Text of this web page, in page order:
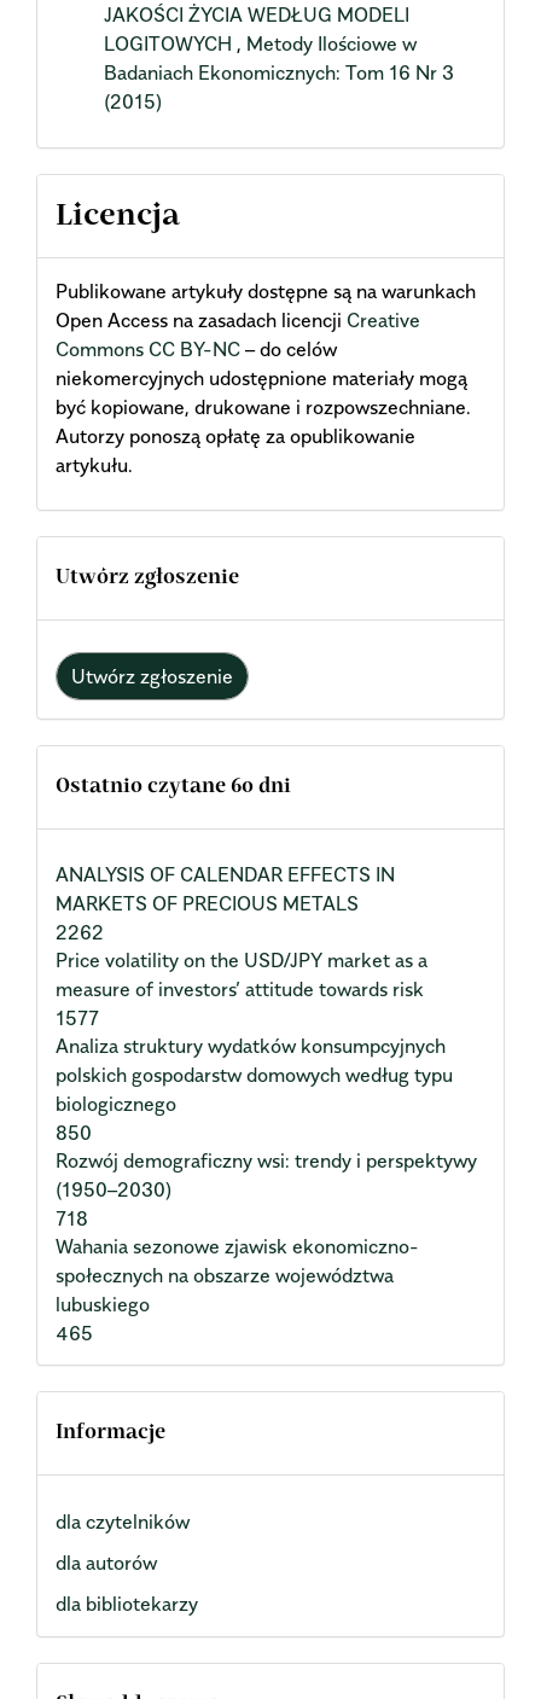
JAKOŚCI ŻYCIA WEDŁUG MODELI
LOGITOWYCH , Metody Ilościowe w
Badaniach Ekonomicznych: Tom 16 Nr 3
(2015)
Licencja
Publikowane artykuły dostępne są na warunkach
Open Access na zasadach licencji Creative
Commons CC BY-NC – do celów
niekomercyjnych udostępnione materiały mogą
być kopiowane, drukowane i rozpowszechniane.
Autorzy ponoszą opłatę za opublikowanie
artykułu.
Utwórz zgłoszenie
Utwórz zgłoszenie
Ostatnio czytane 60 dni
ANALYSIS OF CALENDAR EFFECTS IN
MARKETS OF PRECIOUS METALS
2262
Price volatility on the USD/JPY market as a
measure of investors’ attitude towards risk
1577
Analiza struktury wydatków konsumpcyjnych
polskich gospodarstw domowych według typu
biologicznego
850
Rozwój demograficzny wsi: trendy i perspektywy
(1950–2030)
718
Wahania sezonowe zjawisk ekonomiczno-
społecznych na obszarze województwa
lubuskiego
465
Informacje
dla czytelników
dla autorów
dla bibliotekarzy